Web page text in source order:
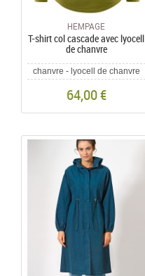
HEMPAGE
T-shirt col cascade avec lyocell
de chanvre
chanvre - lyocell de chanvre
64,00 €